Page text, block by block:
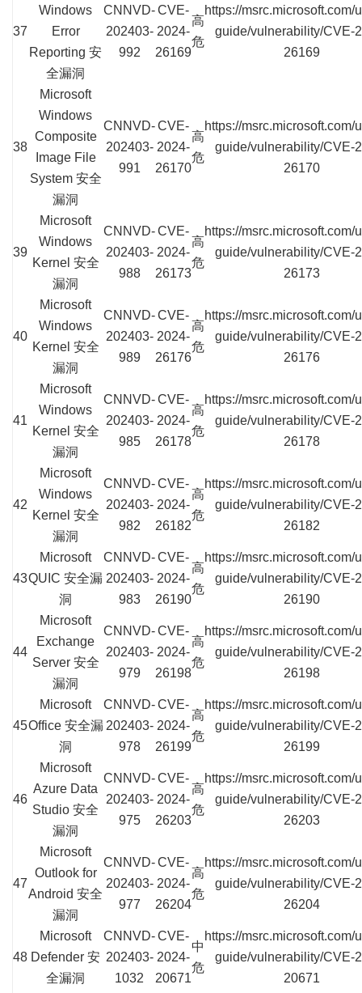
37
Windows
Error
Reporting 安
全漏洞
CNNVD-
202403-
992
CVE-
2024-
26169
高
危
https://msrc.microsoft.com/
guide/vulnerability/CVE-
26169
38
Microsoft
Windows
Composite
Image File
System 安全
漏洞
CNNVD-
202403-
991
CVE-
2024-
26170
高
危
https://msrc.microsoft.com/
guide/vulnerability/CVE-
26170
39
Microsoft
Windows
Kernel 安全
漏洞
CNNVD-
202403-
988
CVE-
2024-
26173
高
危
https://msrc.microsoft.com/
guide/vulnerability/CVE-
26173
40
Microsoft
Windows
Kernel 安全
漏洞
CNNVD-
202403-
989
CVE-
2024-
26176
高
危
https://msrc.microsoft.com/
guide/vulnerability/CVE-
26176
41
Microsoft
Windows
Kernel 安全
漏洞
CNNVD-
202403-
985
CVE-
2024-
26178
高
危
https://msrc.microsoft.com/
guide/vulnerability/CVE-
26178
42
Microsoft
Windows
Kernel 安全
漏洞
CNNVD-
202403-
982
CVE-
2024-
26182
高
危
https://msrc.microsoft.com/
guide/vulnerability/CVE-
26182
43
Microsoft
QUIC 安全漏
洞
CNNVD-
202403-
983
CVE-
2024-
26190
高
危
https://msrc.microsoft.com/
guide/vulnerability/CVE-
26190
44
Microsoft
Exchange
Server 安全
漏洞
CNNVD-
202403-
979
CVE-
2024-
26198
高
危
https://msrc.microsoft.com/
guide/vulnerability/CVE-
26198
45
Microsoft
Office 安全漏
洞
CNNVD-
202403-
978
CVE-
2024-
26199
高
危
https://msrc.microsoft.com/
guide/vulnerability/CVE-
26199
46
Microsoft
Azure Data
Studio 安全
漏洞
CNNVD-
202403-
975
CVE-
2024-
26203
高
危
https://msrc.microsoft.com/
guide/vulnerability/CVE-
26203
47
Microsoft
Outlook for
Android 安全
漏洞
CNNVD-
202403-
977
CVE-
2024-
26204
高
危
https://msrc.microsoft.com/
guide/vulnerability/CVE-
26204
48
Microsoft
Defender 安
全漏洞
CNNVD-
202403-
1032
CVE-
2024-
20671
中
危
https://msrc.microsoft.com/
guide/vulnerability/CVE-
20671